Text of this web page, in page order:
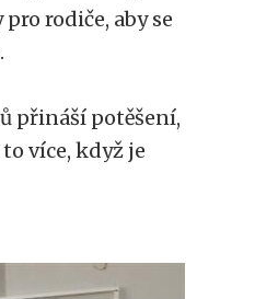
rodiče, aby se
přináší potěšení,
více, když je